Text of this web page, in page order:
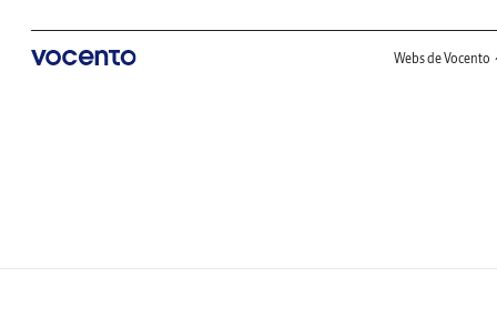
Webs de Vocento